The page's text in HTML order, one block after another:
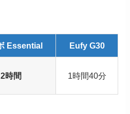
Essential Eufy G30
2時間 1時間40分